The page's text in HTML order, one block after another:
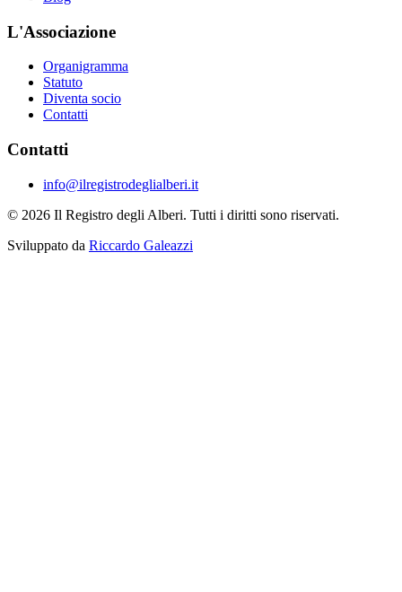
L'Associazione
Organigramma
Statuto
Diventa socio
Contatti
Contatti
info@ilregistrodeglialberi.it
© 2026 Il Registro degli Alberi. Tutti i diritti sono riservati.
Sviluppato da Riccardo Galeazzi